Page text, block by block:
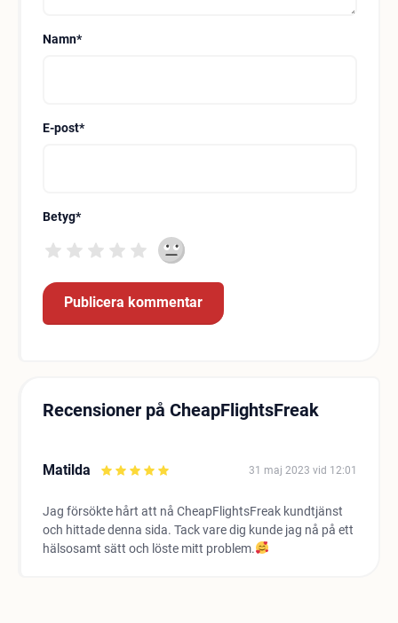
Namn*
E-post*
Betyg*
Recensioner på CheapFlightsFreak
Matilda 31 maj 2023 vid 12:01
Jag försökte hårt att nå CheapFlightsFreak kundtjänst
och hittade denna sida. Tack vare dig kunde jag nå på ett
hälsosamt sätt och löste mitt problem.